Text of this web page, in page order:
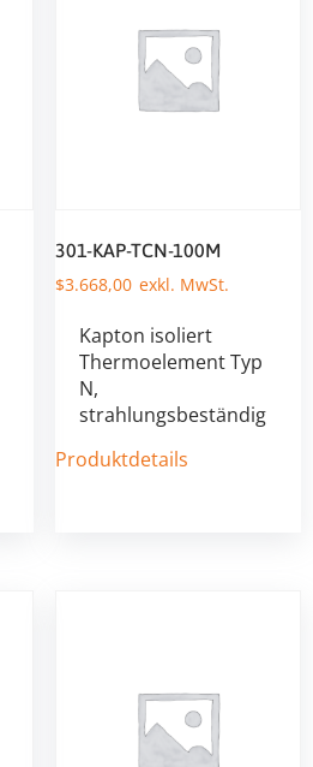
301-KAP-TCN-100M
$3.668,00
Kapton isoliert
Thermoelement Typ
N,
strahlungsbeständig
Produktdetails